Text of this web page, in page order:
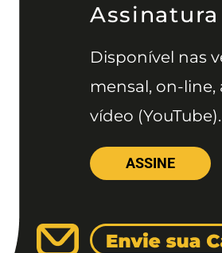
Assinatura
Disponível nas
mensal, on-line,
vídeo (YouTube).
ASSINE